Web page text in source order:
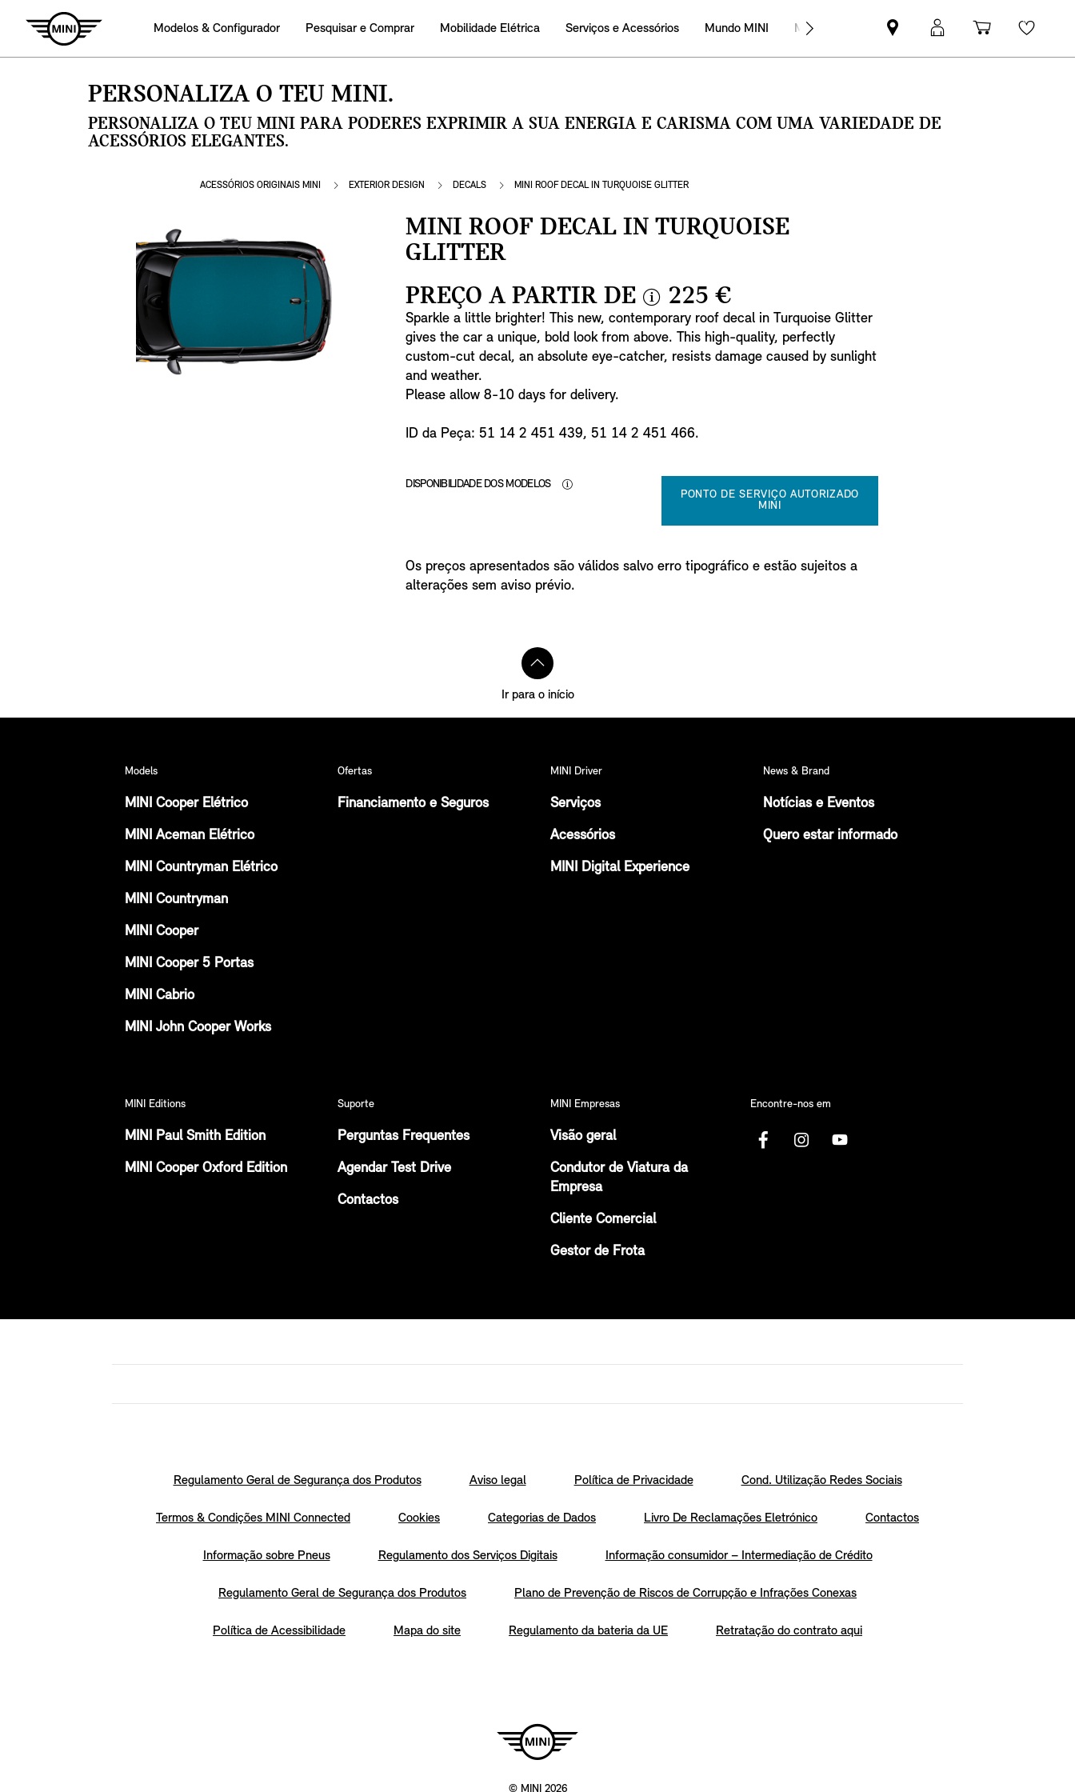
Modelos & Configurador Pesquisar e Comprar Mobilidade Elétrica Serviços e Acessórios Mundo MINI MINI Empresas
Pesquisar
parceiro
Iniciar
sessão
Carrinho
de
PERSONALIZA O TEU MINI.
PERSONALIZA O TEU MINI PARA PODERES EXPRIMIR A SUA ENERGIA E CARISMA COM UMA VARIEDADE DE
ACESSÓRIOS ELEGANTES.
ACESSÓRIOS ORIGINAIS MINI EXTERIOR DESIGN DECALS MINI ROOF DECAL IN TURQUOISE GLITTER
MINI ROOF DECAL IN TURQUOISE
GLITTER
PREÇO A PARTIR DE
i
n
f
225 €
Sparkle a little brighter! This new, contemporary roof decal in Turquoise Glitter
gives the car a unique, bold look from above. This high-quality, perfectly
custom-cut decal, an absolute eye-catcher, resists damage caused by sunlight
and weather.
Please allow 8-10 days for delivery.
ID da Peça: 51 14 2 451 439, 51 14 2 451 466.
DISPONIBILIDADE DOS MODELOS
PONTO DE SERVIÇO AUTORIZADO
MINI
Os preços apresentados são válidos salvo erro tipográfico e estão sujeitos a
alterações sem aviso prévio.
Ir para o início
Models
MINI Cooper Elétrico
MINI Aceman Elétrico
MINI Countryman Elétrico
MINI Countryman
MINI Cooper
MINI Cooper 5 Portas
MINI Cabrio
MINI John Cooper Works
Ofertas
Financiamento e Seguros
MINI Driver
Serviços
Acessórios
MINI Digital Experience
News & Brand
Notícias e Eventos
Quero estar informado
MINI Editions
MINI Paul Smith Edition
MINI Cooper Oxford Edition
Suporte
Perguntas Frequentes
Agendar Test Drive
Contactos
MINI Empresas
Visão geral
Condutor de Viatura da
Empresa
Cliente Comercial
Gestor de Frota
Encontre-nos em
Regulamento Geral de Segurança dos Produtos Aviso legal Política de Privacidade Cond. Utilização Redes Sociais
Termos & Condições MINI Connected Cookies Categorias de Dados Livro De Reclamações Eletrónico Contactos
Informação sobre Pneus Regulamento dos Serviços Digitais Informação consumidor – Intermediação de Crédito
Regulamento Geral de Segurança dos Produtos Plano de Prevenção de Riscos de Corrupção e Infrações Conexas
Política de Acessibilidade Mapa do site Regulamento da bateria da UE Retratação do contrato aqui
© MINI 2026